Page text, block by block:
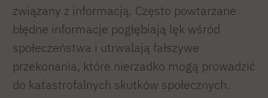
związany z informacją. Często powtarzane
błędne informacje pogłębiają lęk wśród
społeczeństwa i utrwalają fałszywe
przekonania, które nierzadko mogą prowadzić
do katastrofalnych skutków społecznych.